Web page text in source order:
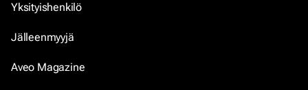
Yksityishenkilö
Jälleenmyyjä
Aveo Magazine